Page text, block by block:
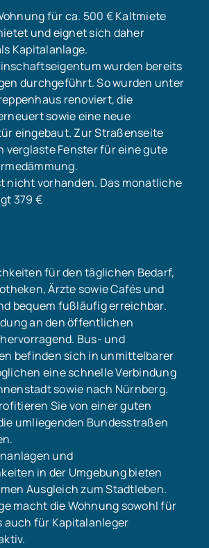
für ca. 500 € Kaltmiete
und eignet sich daher
Kapitalanlage.
wurden bereits
durchgeführt. So wurden unter
renoviert, die
sowie eine neue
eingebaut. Zur Straßenseite
verglaste Fenster für eine gute
nicht vorhanden. Das monatliche
379 €
für den täglichen Bedarf,
Ärzte sowie Cafés und
bequem fußläufig erreichbar.
an den öffentlichen
Bus- und
befinden sich in unmittelbarer
eine schnelle Verbindung
sowie nach Nürnberg.
Sie von einer guten
umliegenden Bundesstraßen
und
in der Umgebung bieten
Ausgleich zum Stadtleben.
macht die Wohnung sowohl für
auch für Kapitalanleger